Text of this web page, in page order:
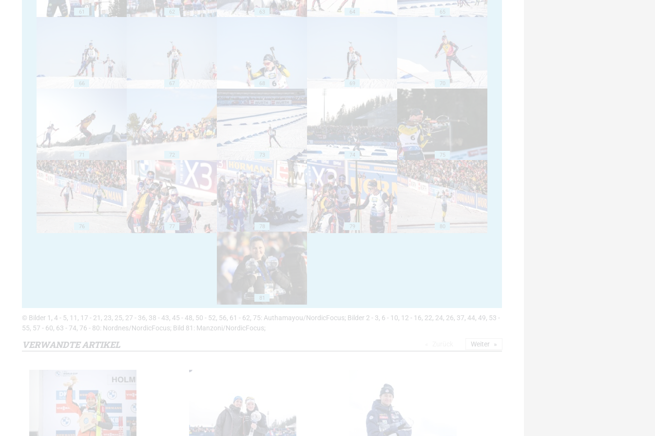
61 62 63 64 65
66 67 68 69 70
71 72 73 74 75
76 77 78 79 80
81
© Bilder 1, 4 - 5, 11, 17 - 21, 23, 25, 27 - 36, 38 - 43, 45 - 48, 50 - 52, 56, 61 - 62, 75: Authamayou/NordicFocus; Bilder 2 - 3, 6 - 10, 12 - 16, 22, 24, 26, 37, 44, 49, 53 -
55, 57 - 60, 63 - 74, 76 - 80: Nordnes/NordicFocus; Bild 81: Manzoni/NordicFocus;
VERWANDTE ARTIKEL Weiter